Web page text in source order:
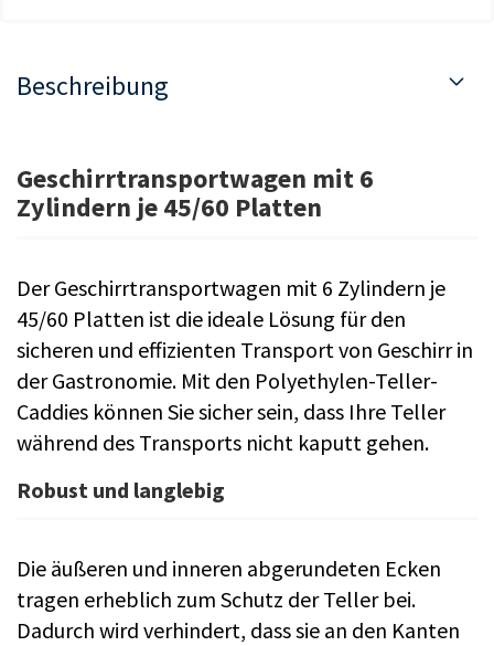
Beschreibung
Geschirrtransportwagen mit 6
Zylindern je 45/60 Platten
Der Geschirrtransportwagen mit 6 Zylindern je
45/60 Platten ist die ideale Lösung für den
sicheren und effizienten Transport von Geschirr in
der Gastronomie. Mit den Polyethylen-Teller-
Caddies können Sie sicher sein, dass Ihre Teller
während des Transports nicht kaputt gehen.
Robust und langlebig
Die äußeren und inneren abgerundeten Ecken
tragen erheblich zum Schutz der Teller bei.
Dadurch wird verhindert, dass sie an den Kanten